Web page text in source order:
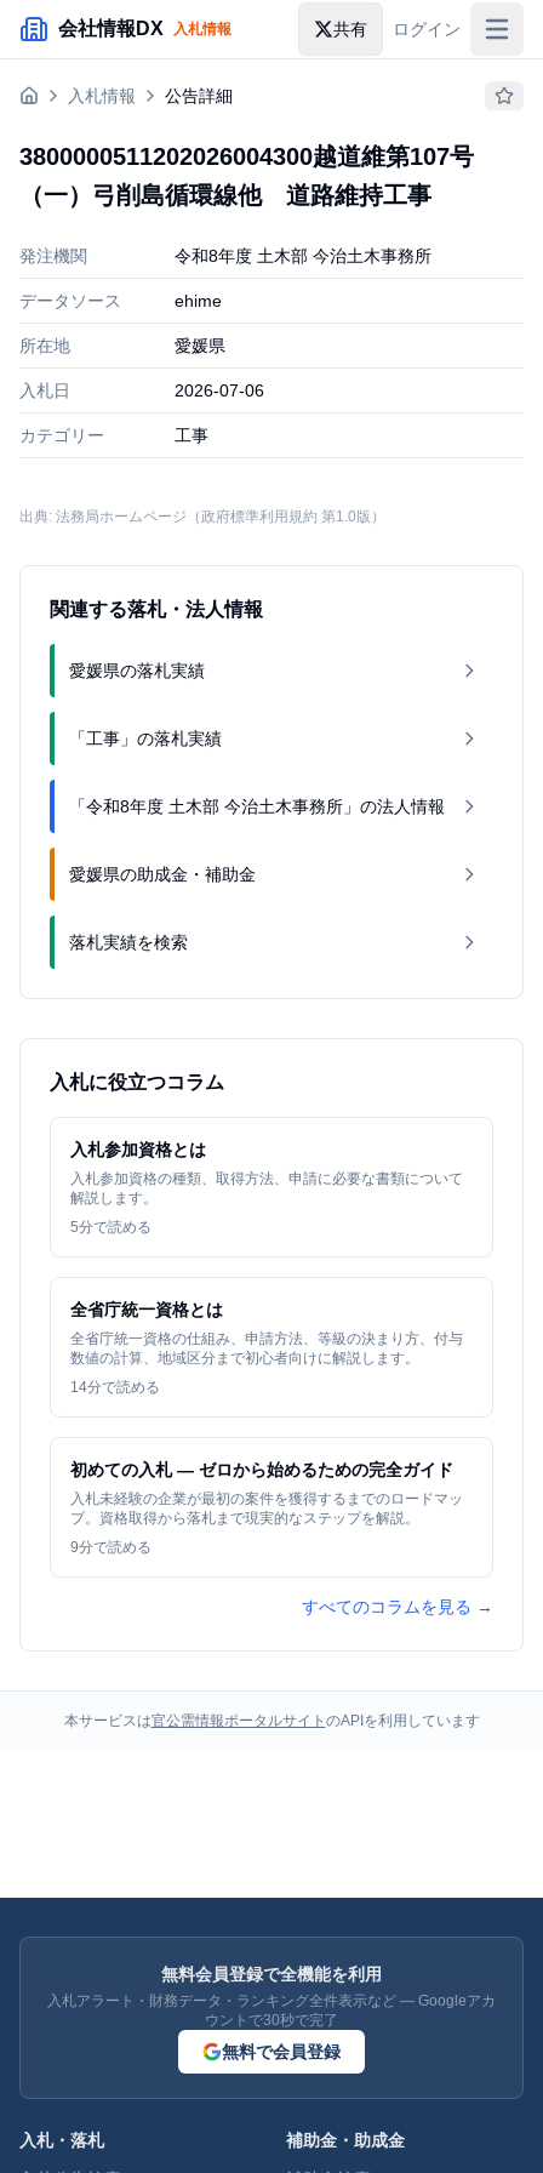
メインコンテンツにスキップ
会社情報DX 入札情報 共有 ログイン
入札情報
助成金・補助金
入札情報 公告詳細
3800000511202026004300越道維第107号
（一）弓削島循環線他 道路維持工事
発注機関 令和8年度 土木部 今治土木事務所
データソース ehime
所在地 愛媛県
入札日 2026-07-06
カテゴリー 工事
出典: 法務局ホームページ（政府標準利用規約 第1.0版）
関連する落札・法人情報
愛媛県の落札実績
「工事」の落札実績
「令和8年度 土木部 今治土木事務所」の法人情報
愛媛県の助成金・補助金
落札実績を検索
入札に役立つコラム
入札参加資格とは
入札参加資格の種類、取得方法、申請に必要な書類について
解説します。
5分で読める
全省庁統一資格とは
全省庁統一資格の仕組み、申請方法、等級の決まり方、付与
数値の計算、地域区分まで初心者向けに解説します。
14分で読める
初めての入札 — ゼロから始めるための完全ガイド
入札未経験の企業が最初の案件を獲得するまでのロードマッ
プ。資格取得から落札まで現実的なステップを解説。
9分で読める
すべてのコラムを見る →
本サービスは官公需情報ポータルサイト のAPIを利用しています
無料会員登録で全機能を利用
入札アラート・財務データ・ランキング全件表示など — Googleアカ
ウントで30秒で完了
無料で会員登録
入札・落札
補助金・助成金